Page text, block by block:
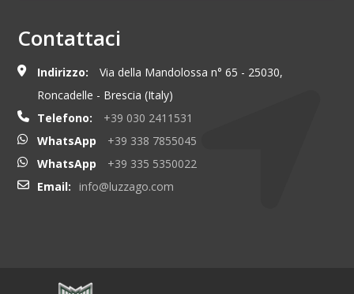
Contattaci
Indirizzo:
Via della Mandolossa n° 65 - 25030,
Roncadelle - Brescia (Italy)
Telefono:
+39 030 2411531
WhatsApp
+39 338 7855045
WhatsApp
+39 335 5350022
Email:
info@luzzago.com